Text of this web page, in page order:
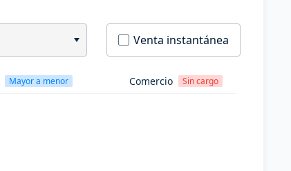
Venta instantánea
Mayor a menor Comercio Sin cargo